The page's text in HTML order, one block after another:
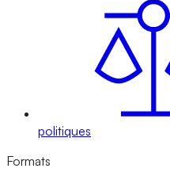
politiques
Formats